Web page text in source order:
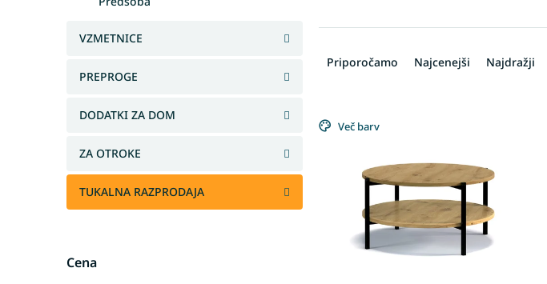
VZMETNICE
PREPROGE
DODATKI ZA DOM
ZA OTROKE
TUKALNA RAZPRODAJA
Cena
š
Priporočamo Najcenejši Najdražji
i
Več barv